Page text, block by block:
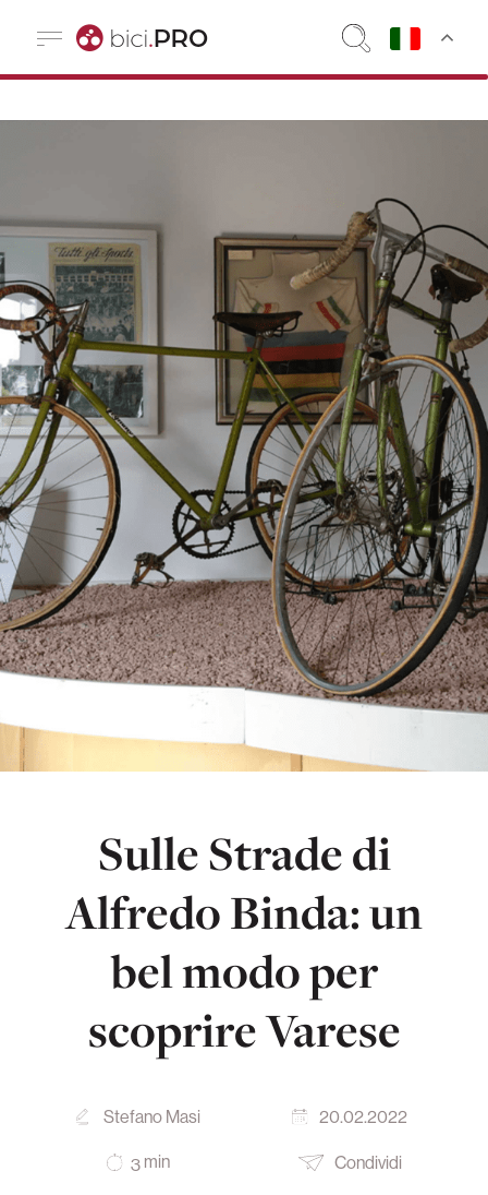
Sulle Strade di
Alfredo Binda: un
bel modo per
scoprire Varese
Stefano Masi 20.02.2022
3 min Condividi